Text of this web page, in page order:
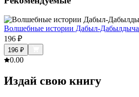
Волшебные истории Дабыл-Дабылдыча
196 ₽
196 ₽
0.00
Издай свою книгу